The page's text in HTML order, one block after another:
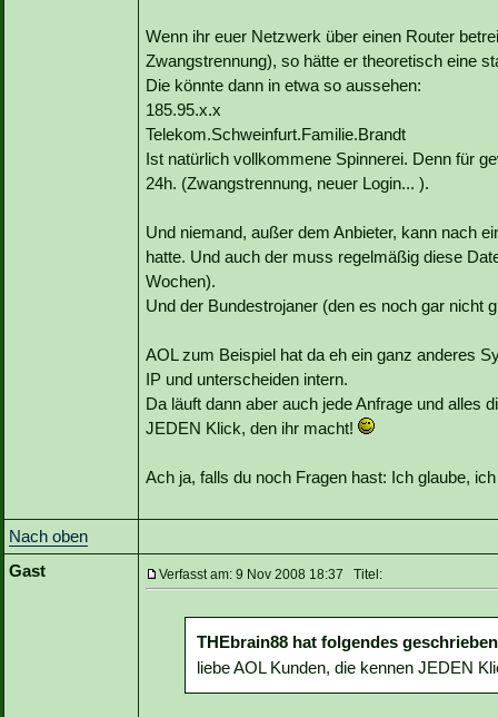
Wenn ihr euer Netzwerk über einen Router
Zwangstrennung), so hätte er theoretisch eine
Die könnte dann in etwa so aussehen:
185.95.x.x
Telekom.Schweinfurt.Familie.Brandt
Ist natürlich vollkommene Spinnerei. Denn für
24h. (Zwangstrennung, neuer Login... ).
Und niemand, außer dem Anbieter, kann nach
hatte. Und auch der muss regelmäßig diese
Wochen).
Und der Bundestrojaner (den es noch gar nicht
AOL zum Beispiel hat da eh ein ganz anderes
IP und unterscheiden intern.
Da läuft dann aber auch jede Anfrage und alles
JEDEN Klick, den ihr macht!
Ach ja, falls du noch Fragen hast: Ich glaube,
Nach oben
Gast
Verfasst am: 9 Nov 2008 18:37 Titel:
THEbrain88 hat folgendes
liebe AOL Kunden, die kennen JEDEN